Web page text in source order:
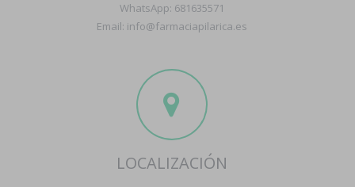
WhatsApp: 681635571
Email: info@farmaciapilarica.es
LOCALIZACIÓN